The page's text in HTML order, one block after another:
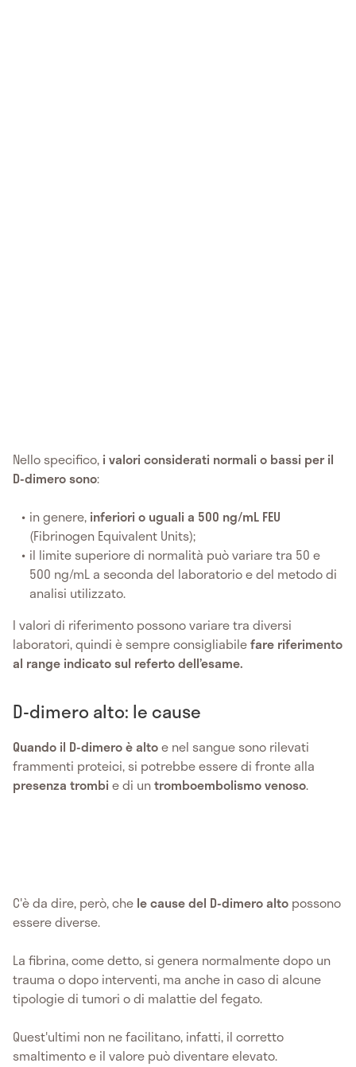
Nello specifico, i valori considerati normali o bassi per il
D-dimero sono:
in genere, inferiori o uguali a 500 ng/mL FEU
(Fibrinogen Equivalent Units);
il limite superiore di normalità può variare tra 50 e
500 ng/mL a seconda del laboratorio e del metodo di
analisi utilizzato.
I valori di riferimento possono variare tra diversi
laboratori, quindi è sempre consigliabilefare riferimento
al range indicato sul referto dell’esame.
D-dimero alto: le cause
Quando il D-dimero è altoe nel sangue sono rilevati
frammenti proteici, si potrebbe essere di fronte alla
presenza trombie di untromboembolismo venoso.
C'è da dire, però, che le cause del D-dimero alto possono
essere diverse.
La fibrina, come detto, si genera normalmente dopo un
trauma o dopo interventi, ma anche in caso di alcune
tipologie di tumori o di malattie del fegato.
Quest'ultimi non ne facilitano, infatti, il corretto
smaltimento e il valore può diventare elevato.